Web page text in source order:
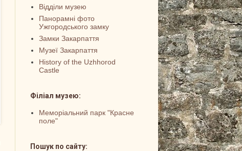
Відділи музею
Панорамні фото
Ужгородського замку
Замки Закарпаття
Музеї Закарпаття
History of the Uzhhorod
Castle
Філіал музею:
Меморіальний парк "Красне
поле"
Пошук по сайту: